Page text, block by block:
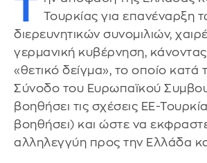
Τ Τουρκίας για επανέναρξη
διερευνητικών συνομιλιών,
γερμανική κυβέρνηση,
«θετικό δείγμα», το οποίο κατά
Σύνοδο του Ευρωπαϊκού
βοηθήσει τις σχέσεις ΕΕ-
βοηθήσει) και ώστε να
αλληλεγγύη προς την Ελλάδα